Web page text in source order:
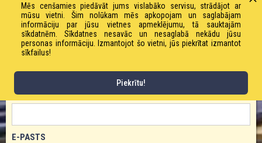
Darba spiediens: 6,0 bāri
PASŪTĪT PRODUKTU!
VĀRDS
E-PASTS
Mēs cenšamies piedāvāt jums vislabāko servisu, strādājot ar
mūsu vietni. Šim nolūkam mēs apkopojam un saglabājam
informāciju par jūsu vietnes apmeklējumu, tā sauktajām
sīkdatnēm. Sīkdatnes nesavāc un nesaglabā nekādu jūsu
personas informāciju. Izmantojot šo vietni, jūs piekrītat izmantot
sīkfailus!
Piekrītu!